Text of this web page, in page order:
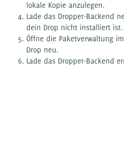
lokale Kopie anzulegen.
Lade das Dropper-Backend
dein Drop nicht installiert
Öffne die Paketverwaltung
Drop neu.
Lade das Dropper-Backend